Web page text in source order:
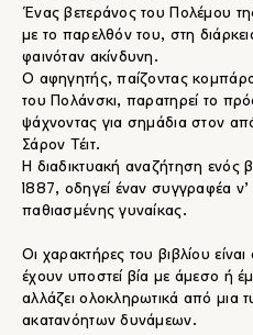
Ένας βετεράνος του Πολέμου
με το παρελθόν του, στη
φαινόταν ακίνδυνη.
Ο αφηγητής, παίζοντας
του Πολάνσκι, παρατηρεί το
ψάχνοντας για σημάδια στον
Σάρον Τέιτ.
Η διαδικτυακή αναζήτηση ενός
1887, οδηγεί έναν συγγραφέα
παθιασμένης γυναίκας.
Οι χαρακτήρες του βιβλίου
έχουν υποστεί βία με άμεσο ή
αλλάζει ολοκληρωτικά από μια
ακατανόητων δυνάμεων.